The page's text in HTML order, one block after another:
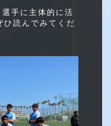
手に主体的に活
読んでみてくだ